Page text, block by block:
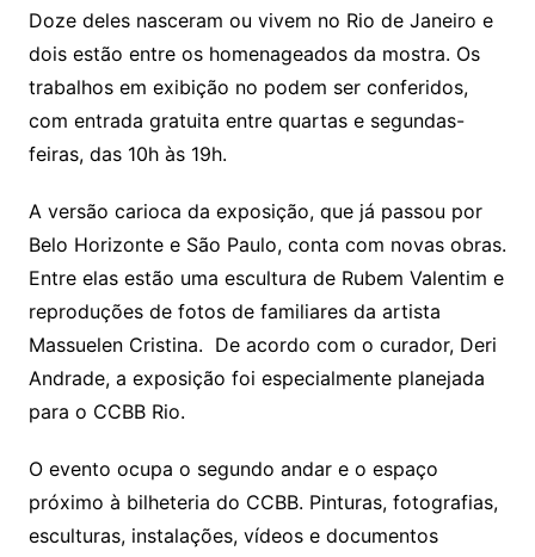
Doze deles nasceram ou vivem no Rio de Janeiro e
dois estão entre os homenageados da mostra. Os
trabalhos em exibição no podem ser conferidos,
com entrada gratuita entre quartas e segundas-
feiras, das 10h às 19h.
A versão carioca da exposição, que já passou por
Belo Horizonte e São Paulo, conta com novas obras.
Entre elas estão uma escultura de Rubem Valentim e
reproduções de fotos de familiares da artista
Massuelen Cristina. De acordo com o curador, Deri
Andrade, a exposição foi especialmente planejada
para o CCBB Rio.
O evento ocupa o segundo andar e o espaço
próximo à bilheteria do CCBB. Pinturas, fotografias,
esculturas, instalações, vídeos e documentos